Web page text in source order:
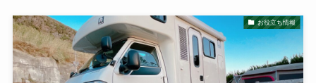
お役立ち情報